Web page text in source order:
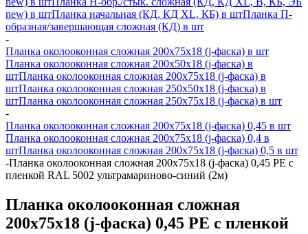
new) в штПланка начальная (КД, КД XL, КБ) в штПланка П-
образная/завершающая сложная (КД) в шт
-
Планка околооконная сложная 200х75х18 (j-фаска) в шт
Планка околооконная сложная 200х50х18 (j-фаска) в
штПланка околооконная сложная 200х75х18 (j-фаска) в
штПланка околооконная сложная 250х50х18 (j-фаска) в
штПланка околооконная сложная 250х75х18 (j-фаска) в шт
-
Планка околооконная сложная 200х75х18 (j-фаска) 0,45 в шт
Планка околооконная сложная 200х75х18 (j-фаска) 0,4 в
штПланка околооконная сложная 200х75х18 (j-фаска) 0,5 в шт
-Планка околооконная сложная 200х75х18 (j-фаска) 0,45 PE с
пленкой RAL 5002 ультрамариново-синий (2м)
Планка околооконная сложная
200х75х18 (j-фаска) 0,45 PE с пленкой